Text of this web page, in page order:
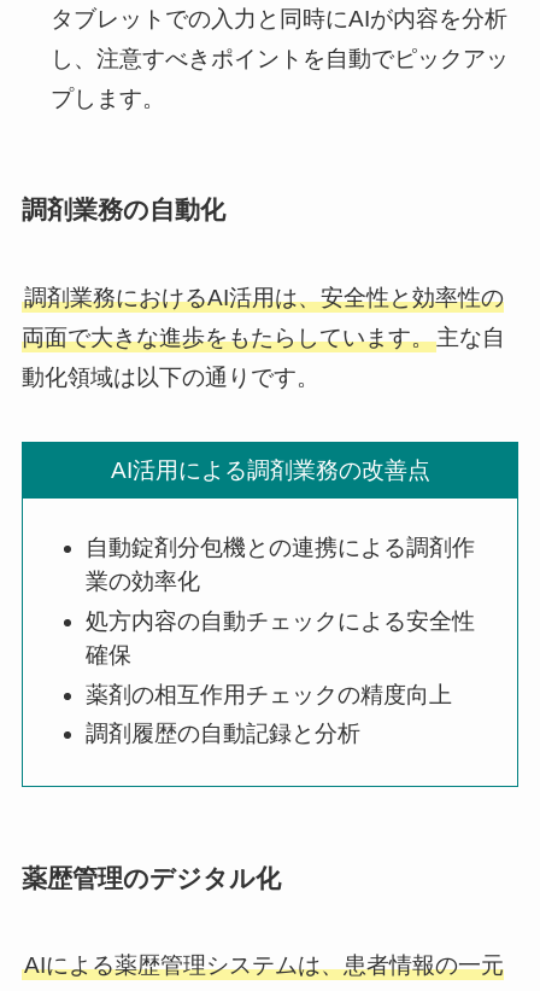
タブレットでの入力と同時にAIが内容を分析
し、注意すべきポイントを自動でピックアッ
プします。
調剤業務の自動化
調剤業務におけるAI活用は、安全性と効率性の
両面で大きな進歩をもたらしています。主な自
動化領域は以下の通りです。
AI活用による調剤業務の改善点
自動錠剤分包機との連携による調剤作
業の効率化
処方内容の自動チェックによる安全性
確保
薬剤の相互作用チェックの精度向上
調剤履歴の自動記録と分析
薬歴管理のデジタル化
AIによる薬歴管理システムは、患者情報の一元